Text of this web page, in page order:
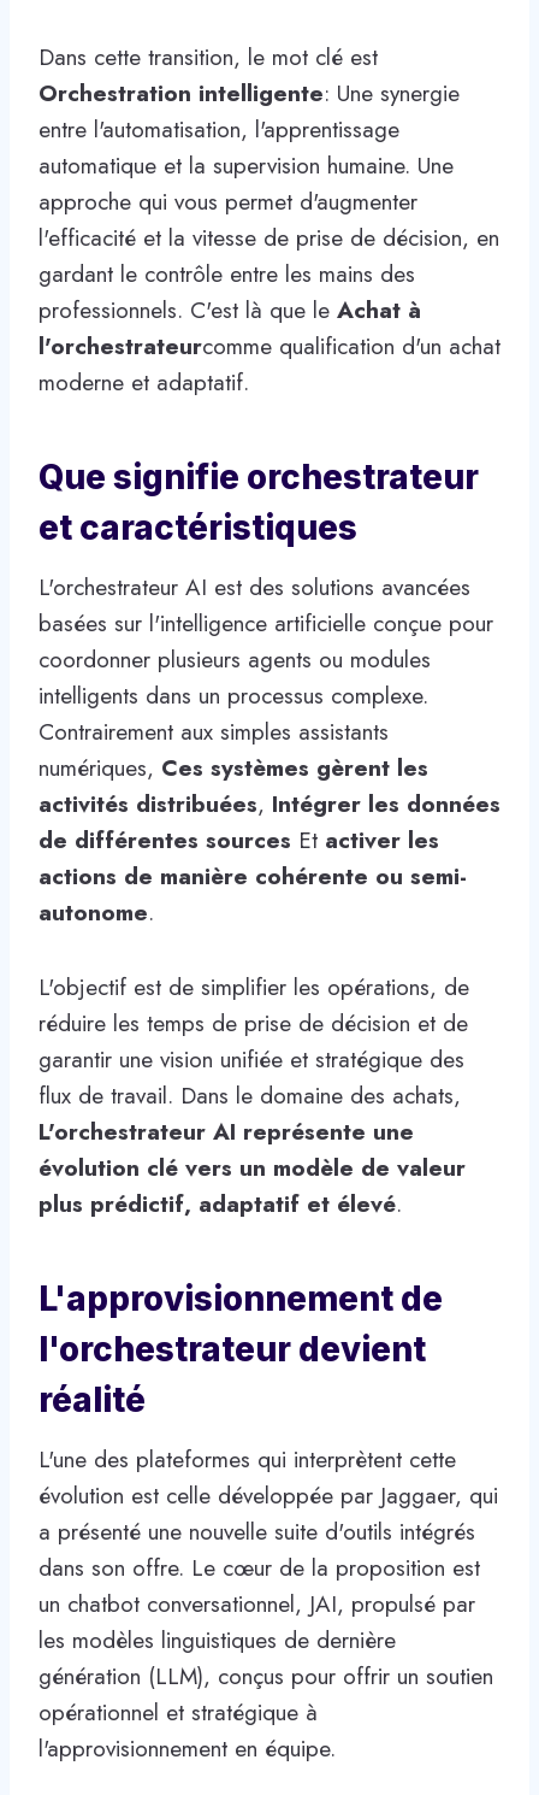
Dans cette transition, le mot clé est
Orchestration intelligente: Une synergie
entre l'automatisation, l'apprentissage
automatique et la supervision humaine. Une
approche qui vous permet d'augmenter
l'efficacité et la vitesse de prise de décision, en
gardant le contrôle entre les mains des
professionnels. C'est là que le Achat à
l'orchestrateurcomme qualification d'un achat
moderne et adaptatif.
Que signifie orchestrateur
et caractéristiques
L'orchestrateur AI est des solutions avancées
basées sur l'intelligence artificielle conçue pour
coordonner plusieurs agents ou modules
intelligents dans un processus complexe.
Contrairement aux simples assistants
numériques, Ces systèmes gèrent les
activités distribuées, Intégrer les données
de différentes sources Et activer les
actions de manière cohérente ou semi-
autonome.
L'objectif est de simplifier les opérations, de
réduire les temps de prise de décision et de
garantir une vision unifiée et stratégique des
flux de travail. Dans le domaine des achats,
L'orchestrateur AI représente une
évolution clé vers un modèle de valeur
plus prédictif, adaptatif et élevé.
L'approvisionnement de
l'orchestrateur devient
réalité
L'une des plateformes qui interprètent cette
évolution est celle développée par Jaggaer, qui
a présenté une nouvelle suite d'outils intégrés
dans son offre. Le cœur de la proposition est
un chatbot conversationnel, JAI, propulsé par
les modèles linguistiques de dernière
génération (LLM), conçus pour offrir un soutien
opérationnel et stratégique à
l'approvisionnement en équipe.